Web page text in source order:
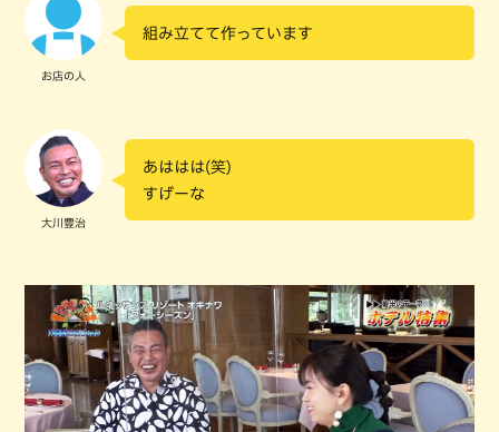
お店の人
組み立てて作っています
大川豊治
あははは(笑)
すげーな